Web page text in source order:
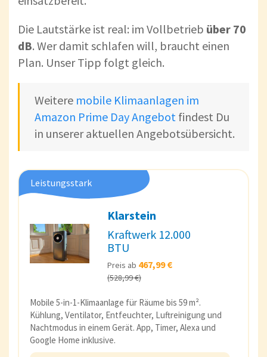
Die Lautstärke ist real: im Vollbetrieb über 70
dB. Wer damit schlafen will, braucht einen
Plan. Unser Tipp folgt gleich.
Weitere mobile Klimaanlagen im
Amazon Prime Day Angebot findest Du
in unserer aktuellen Angebotsübersicht.
Leistungsstark
Klarstein
Kraftwerk 12.000
BTU
Preis ab 467,99 €
(528,99 €)
Mobile 5-in-1-Klimaanlage für Räume bis 59 m².
Kühlung, Ventilator, Entfeuchter, Luftreinigung und
Nachtmodus in einem Gerät. App, Timer, Alexa und
Google Home inklusive.